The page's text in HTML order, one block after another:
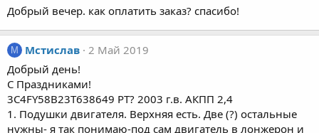
Добрый вечер. как оплатить заказ? спасибо!
М Мстислав 2 Май 2019
Добрый день!
С Праздниками!
3C4FY58B23T638649 PT? 2003 г.в. АКПП 2,4
1. Подушки двигателя. Верхняя есть. Две (?) остальные
нужны- я так понимаю-под сам двигатель в лонжерон и